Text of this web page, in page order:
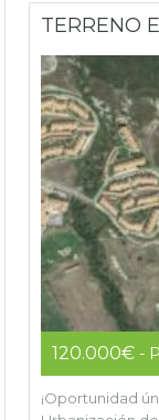
TERRENO
120.000€ -
¡Oportunidad